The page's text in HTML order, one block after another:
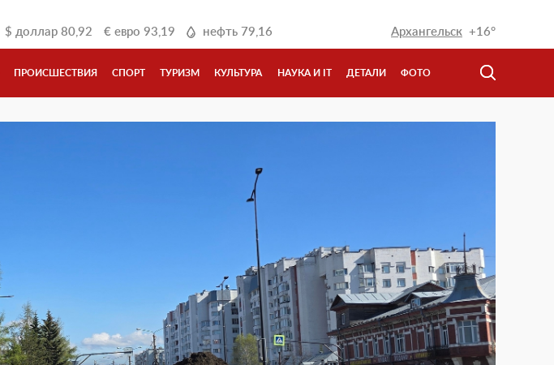
$ доллар 80,92 € евро 93,19 нефть 79,16 Архангельск +16°
ПРОИСШЕСТВИЯ СПОРТ ТУРИЗМ КУЛЬТУРА НАУКА И IT ДЕТАЛИ ФОТО